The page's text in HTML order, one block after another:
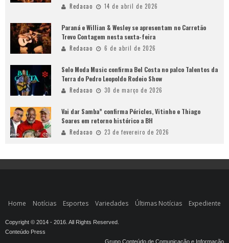
Redacao 14 de abril de 2026
Paraná e Willian & Wesley se apresentam no Carretão
Trevo Contagem nesta sexta-feira
Redacao 6 de abril de 2026
Selo Moda Music confirma Bel Costa no palco Talentos da
Terra do Pedro Leopoldo Rodeio Show
Redacao 30 de março de 2026
Vai dar Samba” confirma Péricles, Vitinho e Thiago
Soares em retorno histórico a BH
Redacao 23 de fevereiro de 2026
Home Notícias Esportes Variedades Últimas Notícias Expediente
Copyright © 2014 - 2016. All Rights Reserved.
Conteúdo Press
Grupo Conteúdo de Comunicação e Informação